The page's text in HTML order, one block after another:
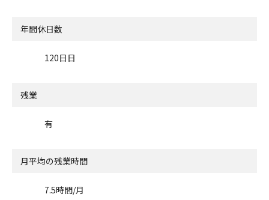
年間休日数
120日日
残業
有
月平均の残業時間
7.5時間/月